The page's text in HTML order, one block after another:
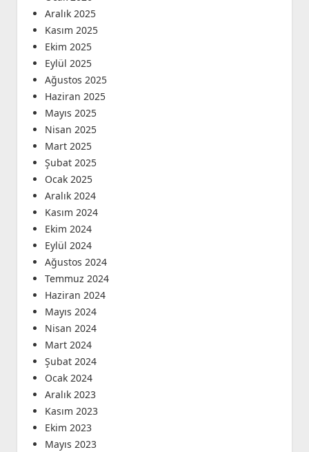
Aralık 2025
Kasım 2025
Ekim 2025
Eylül 2025
Ağustos 2025
Haziran 2025
Mayıs 2025
Nisan 2025
Mart 2025
Şubat 2025
Ocak 2025
Aralık 2024
Kasım 2024
Ekim 2024
Eylül 2024
Ağustos 2024
Temmuz 2024
Haziran 2024
Mayıs 2024
Nisan 2024
Mart 2024
Şubat 2024
Ocak 2024
Aralık 2023
Kasım 2023
Ekim 2023
Mayıs 2023